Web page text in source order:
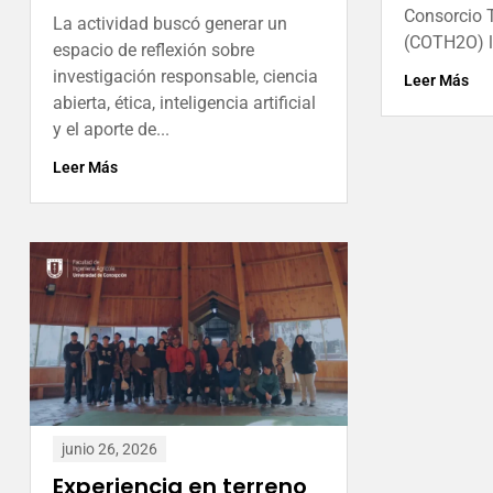
La actividad buscó generar un
espacio de reflexión sobre
investigación responsable, ciencia
abierta, ética, inteligencia artificial
y el aporte de...
Leer Más
Consorcio
(COTH2O)
Leer Más
junio 26, 2026
Experiencia en terreno